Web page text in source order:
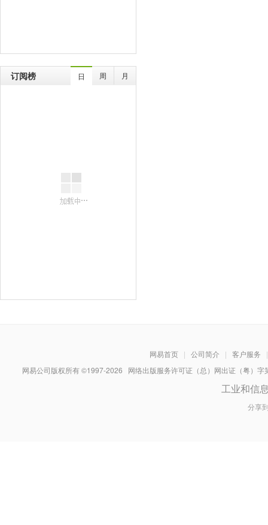
订阅榜 日 周 月
网易首页 | 公司简介 | 客户服务
|
网易公司版权所有 ©1997-2026 网络出版服务许可证（总）网出证（粤）
工业和信
分享